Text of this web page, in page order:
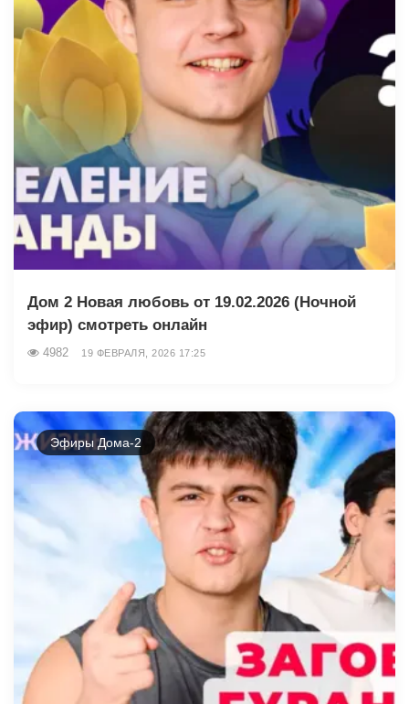
Дом 2 Новая любовь от 19.02.2026 (Ночной
эфир) смотреть онлайн
4982 19 ФЕВРАЛЯ, 2026 17:25
Эфиры Дома-2